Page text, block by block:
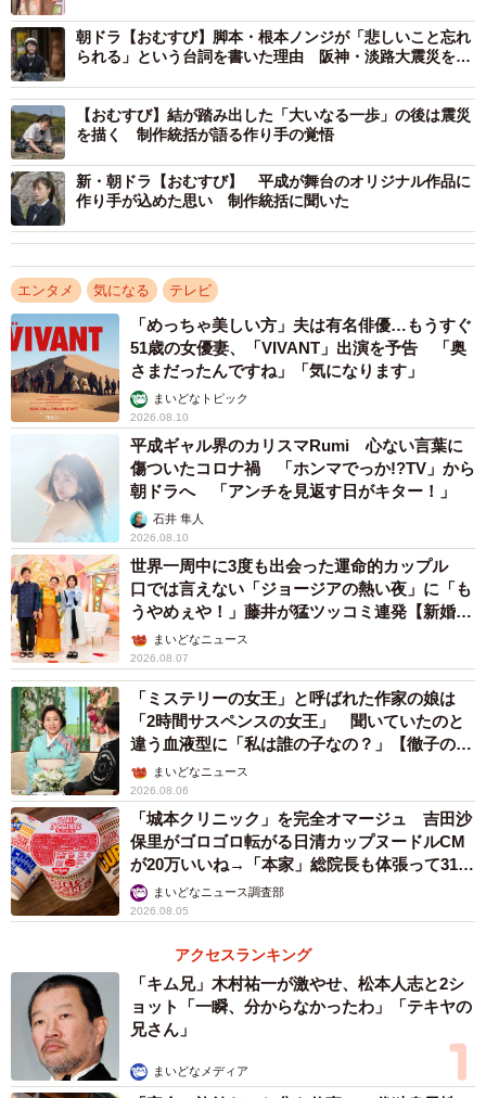
ステップへと進もうとするのが第7週でした。気持ちが解放
された結の心の動きに寄り添うかたちで、今週は『キラキ
ラの青春』をストレートに撮りました」
と語る。結と翔也の淡い恋については、
「野球一筋で生きてきて、『告白しちゃってるのにそれに
気づかない』という不器用な翔也と、震災という辛い過去
愛に慣れていない2人が、おそらく人生で初めて恋をしたん
だというところを意識して撮りました。佐野さんと橋本さ
んには、『恋愛未経験』の感じを全面に出してほしいと言
いました。第7週はとにかく2人のピュアさを際立たせるた
めに、こねくり回さず、素直に、ストレートに撮ったとい
う感じです。ロケを行った糸島の風景にもとても助けられ
ました」
と振り返った。
3/3
翔也は最後の夏の甲子園にも出場を果たせなかった (C)NHK
「第7週は『糸島編』の総決算でした」
次週第8週からは物語の第2章となる「神戸栄養学校編」が
スタートする。これについて野田さんは、
「高校生同士の恋物語のなかで、結が『栄養』というヒン
朝ドラ【おむすび】脚本・根本ノンジが「悲しいこと忘れ
られる」という台詞を書いた理由 阪神・淡路大震災を経
【おむすび】結が踏み出した「大いなる一歩」の後は震災
を描く 制作統括が語る作り手の覚悟
新・朝ドラ【おむすび】 平成が舞台のオリジナル作品に
作り手が込めた思い 制作統括に聞いた
エンタメ 気になる テレビ
「めっちゃ美しい方」夫は有名俳優…もうすぐ
51歳の女優妻、「VIVANT」出演を予告 「奥
さまだったんですね」「気になります」
まいどなトピック
2026.08.10
平成ギャル界のカリスマRumi 心ない言葉に
傷ついたコロナ禍 「ホンマでっか!?TV」から
朝ドラへ 「アンチを見返す日がキター！」
石井 隼人
2026.08.10
世界一周中に3度も出会った運命的カップル
口では言えない「ジョージアの熱い夜」に「も
うやめぇや！」藤井が猛ツッコミ連発【新婚さ
ん】まいどなニュース
2026.08.07
「ミステリーの女王」と呼ばれた作家の娘は
「2時間サスペンスの女王」 聞いていたのと
違う血液型に「私は誰の子なの？」【徹子の部
屋】まいどなニュース
2026.08.06
「城本クリニック」を完全オマージュ 吉田沙
保里がゴロゴロ転がる日清カップヌードルCM
が20万いいね→「本家」総院長も体張って31万
いいねまいどなニュース調査部
2026.08.05
アクセスランキング
「キム兄」木村祐一が激やせ、松本人志と2シ
ョット「一瞬、分からなかったわ」「テキヤの
兄さん」
まいどなメディア